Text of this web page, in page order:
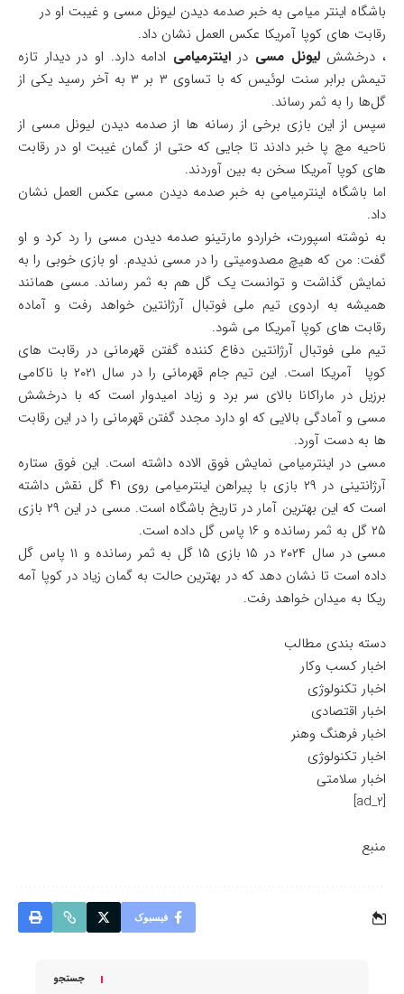
باشگاه اینتر میامی به خبر صدمه دیدن لیونل مسی و غیبت او در
رقابت های کوپا آمریکا عکس العمل نشان داد.
، درخششلیونل مسی دراینترمیامی ادامه دارد. او در دیدار تازه
تیمش برابر سنت لوئیس که با تساوی ۳ بر ۳ به آخر رسید یکی از
گل‌ها را به ثمر رساند.
سپس از این بازی برخی از رسانه ها از صدمه دیدن لیونل مسی از
ناحیه مچ پا خبر دادند تا جایی که حتی از گمان غیبت او در رقابت
های کوپا آمریکا سخن به بین آوردند.
اما باشگاه اینترمیامی به خبر صدمه دیدن مسی عکس العمل نشان
داد.
به نوشته اسپورت، خراردو مارتینو صدمه دیدن مسی را رد کرد و او
گفت: من که هیچ مصدومیتی را در مسی ندیدم. او بازی خوبی را به
نمایش گذاشت و توانست یک گل هم به ثمر رساند. مسی همانند
همیشه به اردوی تیم ملی فوتبال آرژانتین خواهد رفت و آماده
رقابت های کوپا آمریکا می شود.
تیم ملی فوتبال آرژانتین دفاع کننده گفتن قهرمانی در رقابت های
کوپا آمریکا است. این تیم جام قهرمانی را در سال ۲۰۲۱ با ناکامی
برزیل در ماراکانا بالای سر برد و زیاد امیدوار است که با درخشش
مسی و آمادگی بالایی که او دارد مجدد گفتن قهرمانی را در این رقابت
ها به دست آورد.
مسی در اینترمیامی نمایش فوق الاده داشته است. این فوق ستاره
آرژانتینی در ۲۹ بازی با پیراهن اینترمیامی روی ۴۱ گل نقش داشته
است که این بهترین آمار در تاریخ باشگاه است. مسی در این ۲۹ بازی
۲۵ گل به ثمر رسانده و ۱۶ پاس گل داده است.
مسی در سال ۲۰۲۴ در ۱۵ بازی ۱۵ گل به ثمر رسانده و ۱۱ پاس گل
داده است تا نشان دهد که در بهترین حالت به گمان زیاد در کوپا آمه
ریکا به میدان خواهد رفت.
دسته بندی مطالب
اخبار کسب وکار
اخبار تکنولوژی
اخبار اقتصادی
اخبار فرهنگ وهنر
اخبار تکنولوژی
اخبار سلامتی
[ad_2]
منبع
فیسبوک
جستجو